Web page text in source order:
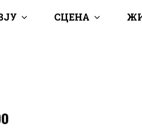
СЦЕНА